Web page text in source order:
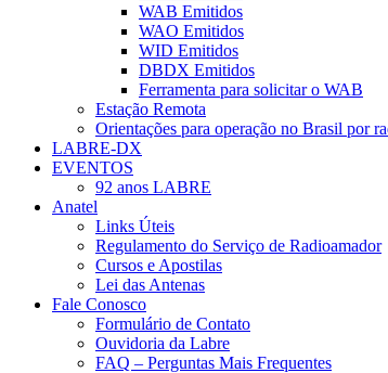
WAB Emitidos
WAO Emitidos
WID Emitidos
DBDX Emitidos
Ferramenta para solicitar o WAB
Estação Remota
Orientações para operação no Brasil por
LABRE-DX
EVENTOS
92 anos LABRE
Anatel
Links Úteis
Regulamento do Serviço de Radioamador
Cursos e Apostilas
Lei das Antenas
Fale Conosco
Formulário de Contato
Ouvidoria da Labre
FAQ – Perguntas Mais Frequentes